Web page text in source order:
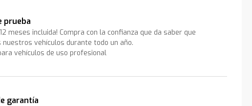
prueba
meses incluida! Compra con la confianza que da saber que
nuestros vehículos durante todo un año.
vehículos de uso profesional
garantía